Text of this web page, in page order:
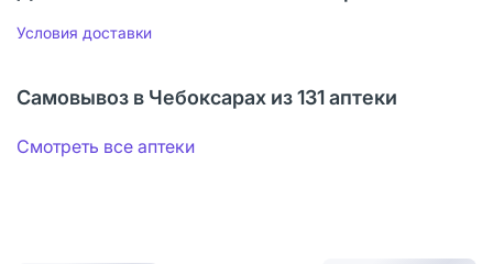
Условия доставки
Самовывоз в Чебоксарах из 131 аптеки
Смотреть все аптеки